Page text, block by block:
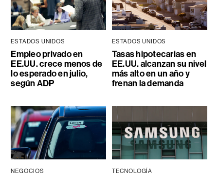
ESTADOS UNIDOS
Empleo privado en
EE.UU. crece menos de
lo esperado en julio,
según ADP
ESTADOS UNIDOS
Tasas hipotecarias en
EE.UU. alcanzan su nivel
más alto en un año y
frenan la demanda
NEGOCIOS TECNOLOGÍA